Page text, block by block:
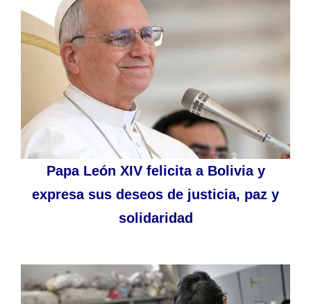
Papa León XIV felicita a Bolivia y
expresa sus deseos de justicia, paz y
solidaridad